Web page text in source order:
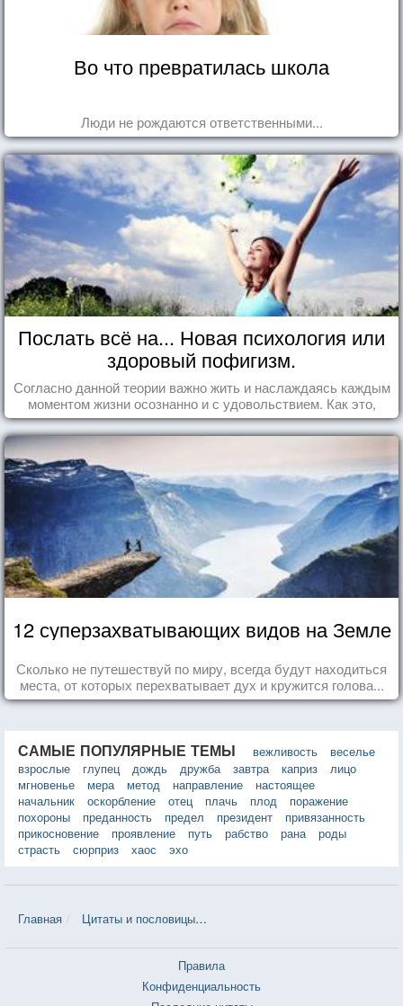
Во что превратилась школа
Люди не рождаются ответственными...
Послать всё на... Новая психология или
здоровый пофигизм.
Согласно данной теории важно жить и наслаждаясь каждым
моментом жизни осознанно и с удовольствием. Как это,
попробуем разобраться на реальных примерах.
12 суперзахватывающих видов на Земле
Сколько не путешествуй по миру, всегда будут находиться
места, от которых перехватывает дух и кружится голова...
САМЫЕ ПОПУЛЯРНЫЕ ТЕМЫ вежливость
веселье
взрослые
глупец дождь дружба завтра каприз
лицо
мгновенье
мера метод направление
настоящее
начальник
оскорбление отец плачь плод
поражение
похороны
преданность предел президент
привязанность
прикосновение
проявление путь рабство рана
роды
страсть
сюрприз хаос эхо
Главная Цитаты и пословицы
Правила
Конфиденциальность